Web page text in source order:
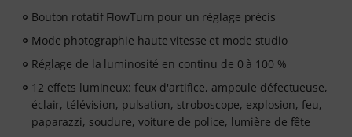
Bouton rotatif FlowTurn pour un réglage précis
Mode photographie haute vitesse et mode studio
Réglage de la luminosité en continu de 0 à 100 %
12 effets lumineux: feux d'artifice, ampoule défectueuse,
éclair, télévision, pulsation, stroboscope, explosion, feu,
paparazzi, soudure, voiture de police, lumière de fête